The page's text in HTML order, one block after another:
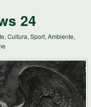
24
Cultura, Sport, Ambiente,